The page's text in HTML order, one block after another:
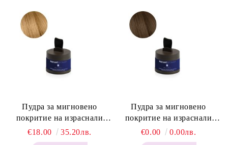
Пудра за мигновено
покритие на израснали
корени Русо - Labor Pro
Instant Retouch Powder -
€18.00 35.20лв.
Пудра за мигновено
покритие на израснали
корени Светло Кафяво -
Labor Pro Instant Retouch
€0.00 0.00лв.